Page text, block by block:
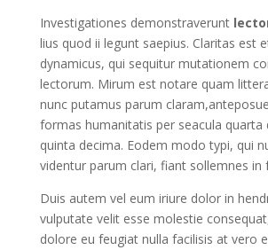
Investigationes demonstraverunt
lius quod ii legunt saepius. Claritas est
dynamicus, qui sequitur mutationem
lectorum. Mirum est notare quam
nunc putamus parum
formas humanitatis per seacula quarta
quinta decima. Eodem modo typi, qui
videntur parum clari, fiant sollemnes in
Duis autem vel eum iriure dolor in
vulputate velit esse molestie
dolore eu feugiat nulla facilisis at vero